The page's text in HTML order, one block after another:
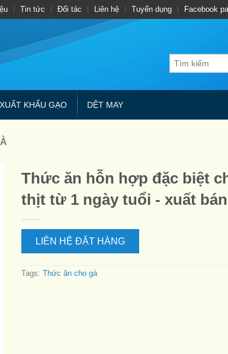
Tin tức Đối tác Liên hệ Tuyển dụng Facebook
XUẤT KHẨU GẠO DỆT MAY
Thức ăn hỗn hợp đặc biệt
thịt từ 1 ngày tuổi - xuất bán
LIÊN HỆ ĐẶT HÀNG
Tags: Thức ăn cho gà